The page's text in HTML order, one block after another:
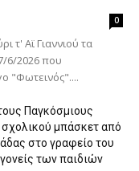
0
τ' Αϊ Γιαννιού τα
6/2026 που
"Φωτεινός"....
Παγκόσμιους
μπάσκετ από
στο γραφείο του
των παιδιών